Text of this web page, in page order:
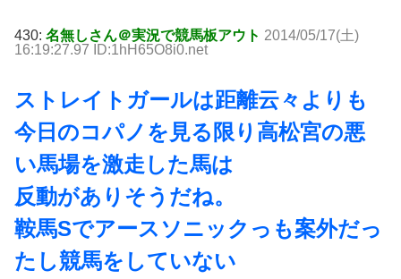
430: 名無しさん＠実況で競馬板アウト 2014/05/17(土)
16:19:27.97 ID:1hH65O8i0.net
ストレイトガールは距離云々よりも
今日のコパノを見る限り高松宮の悪
い馬場を激走した馬は
反動がありそうだね。
鞍馬Sでアースソニックっも案外だっ
たし競馬をしていない